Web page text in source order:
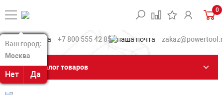
Ваш город:
Москва
Нет Да
Ваш город:
Москва
Нет Да
0
+7 800 555 42 85
Каталог товаров